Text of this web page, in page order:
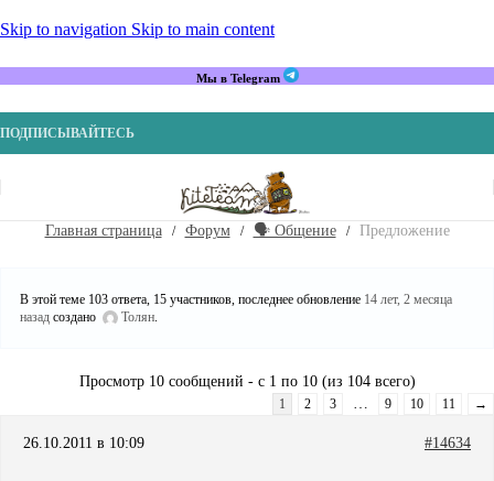
Skip to navigation Skip to main content
Мы в Telegram
ПОДПИСЫВАЙТЕСЬ
Главная страница Форум 🗣️ Общение Предложение
В этой теме 103 ответа, 15 участников, последнее обновление 14 лет, 2 месяца
назад создано Толян.
Просмотр 10 сообщений - с 1 по 10 (из 104 всего)
1 2 3 … 9 10 11 →
26.10.2011 в 10:09 #14634